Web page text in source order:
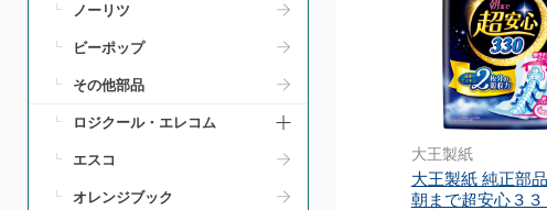
ノーリツ
ビーポップ
その他部品
ロジクール・エレコム
エスコ
オレンジブック
大王製紙
大王製紙 純正部
朝まで超安心３